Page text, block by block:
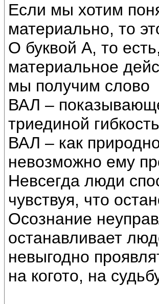
Если мы хотим
материально, то
О буквой А, то
материальное
мы получим слово
ВАЛ –
триединой
ВАЛ – как
невозможно ему
Невсегда люди
чувствуя, что
Осознание
останавливает
невыгодно
на когото, на